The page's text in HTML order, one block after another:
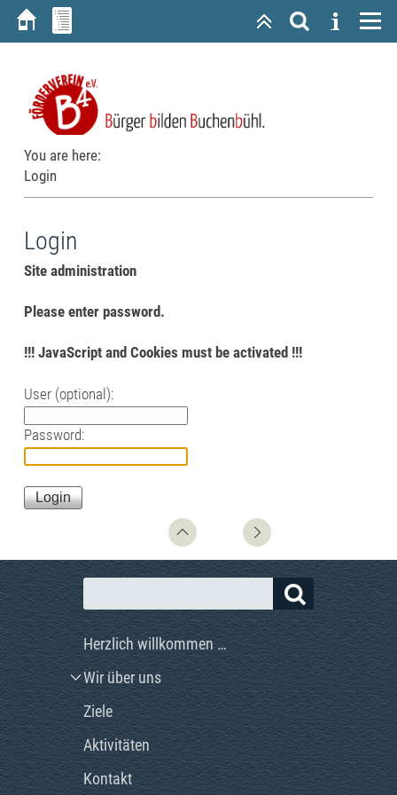
You are here:
Login
Login
Site administration
Please enter password.
!!! JavaScript and Cookies must be activated !!!
User (optional):
Password:
Herzlich willkommen …
Wir über uns
Ziele
Aktivitäten
Kontakt